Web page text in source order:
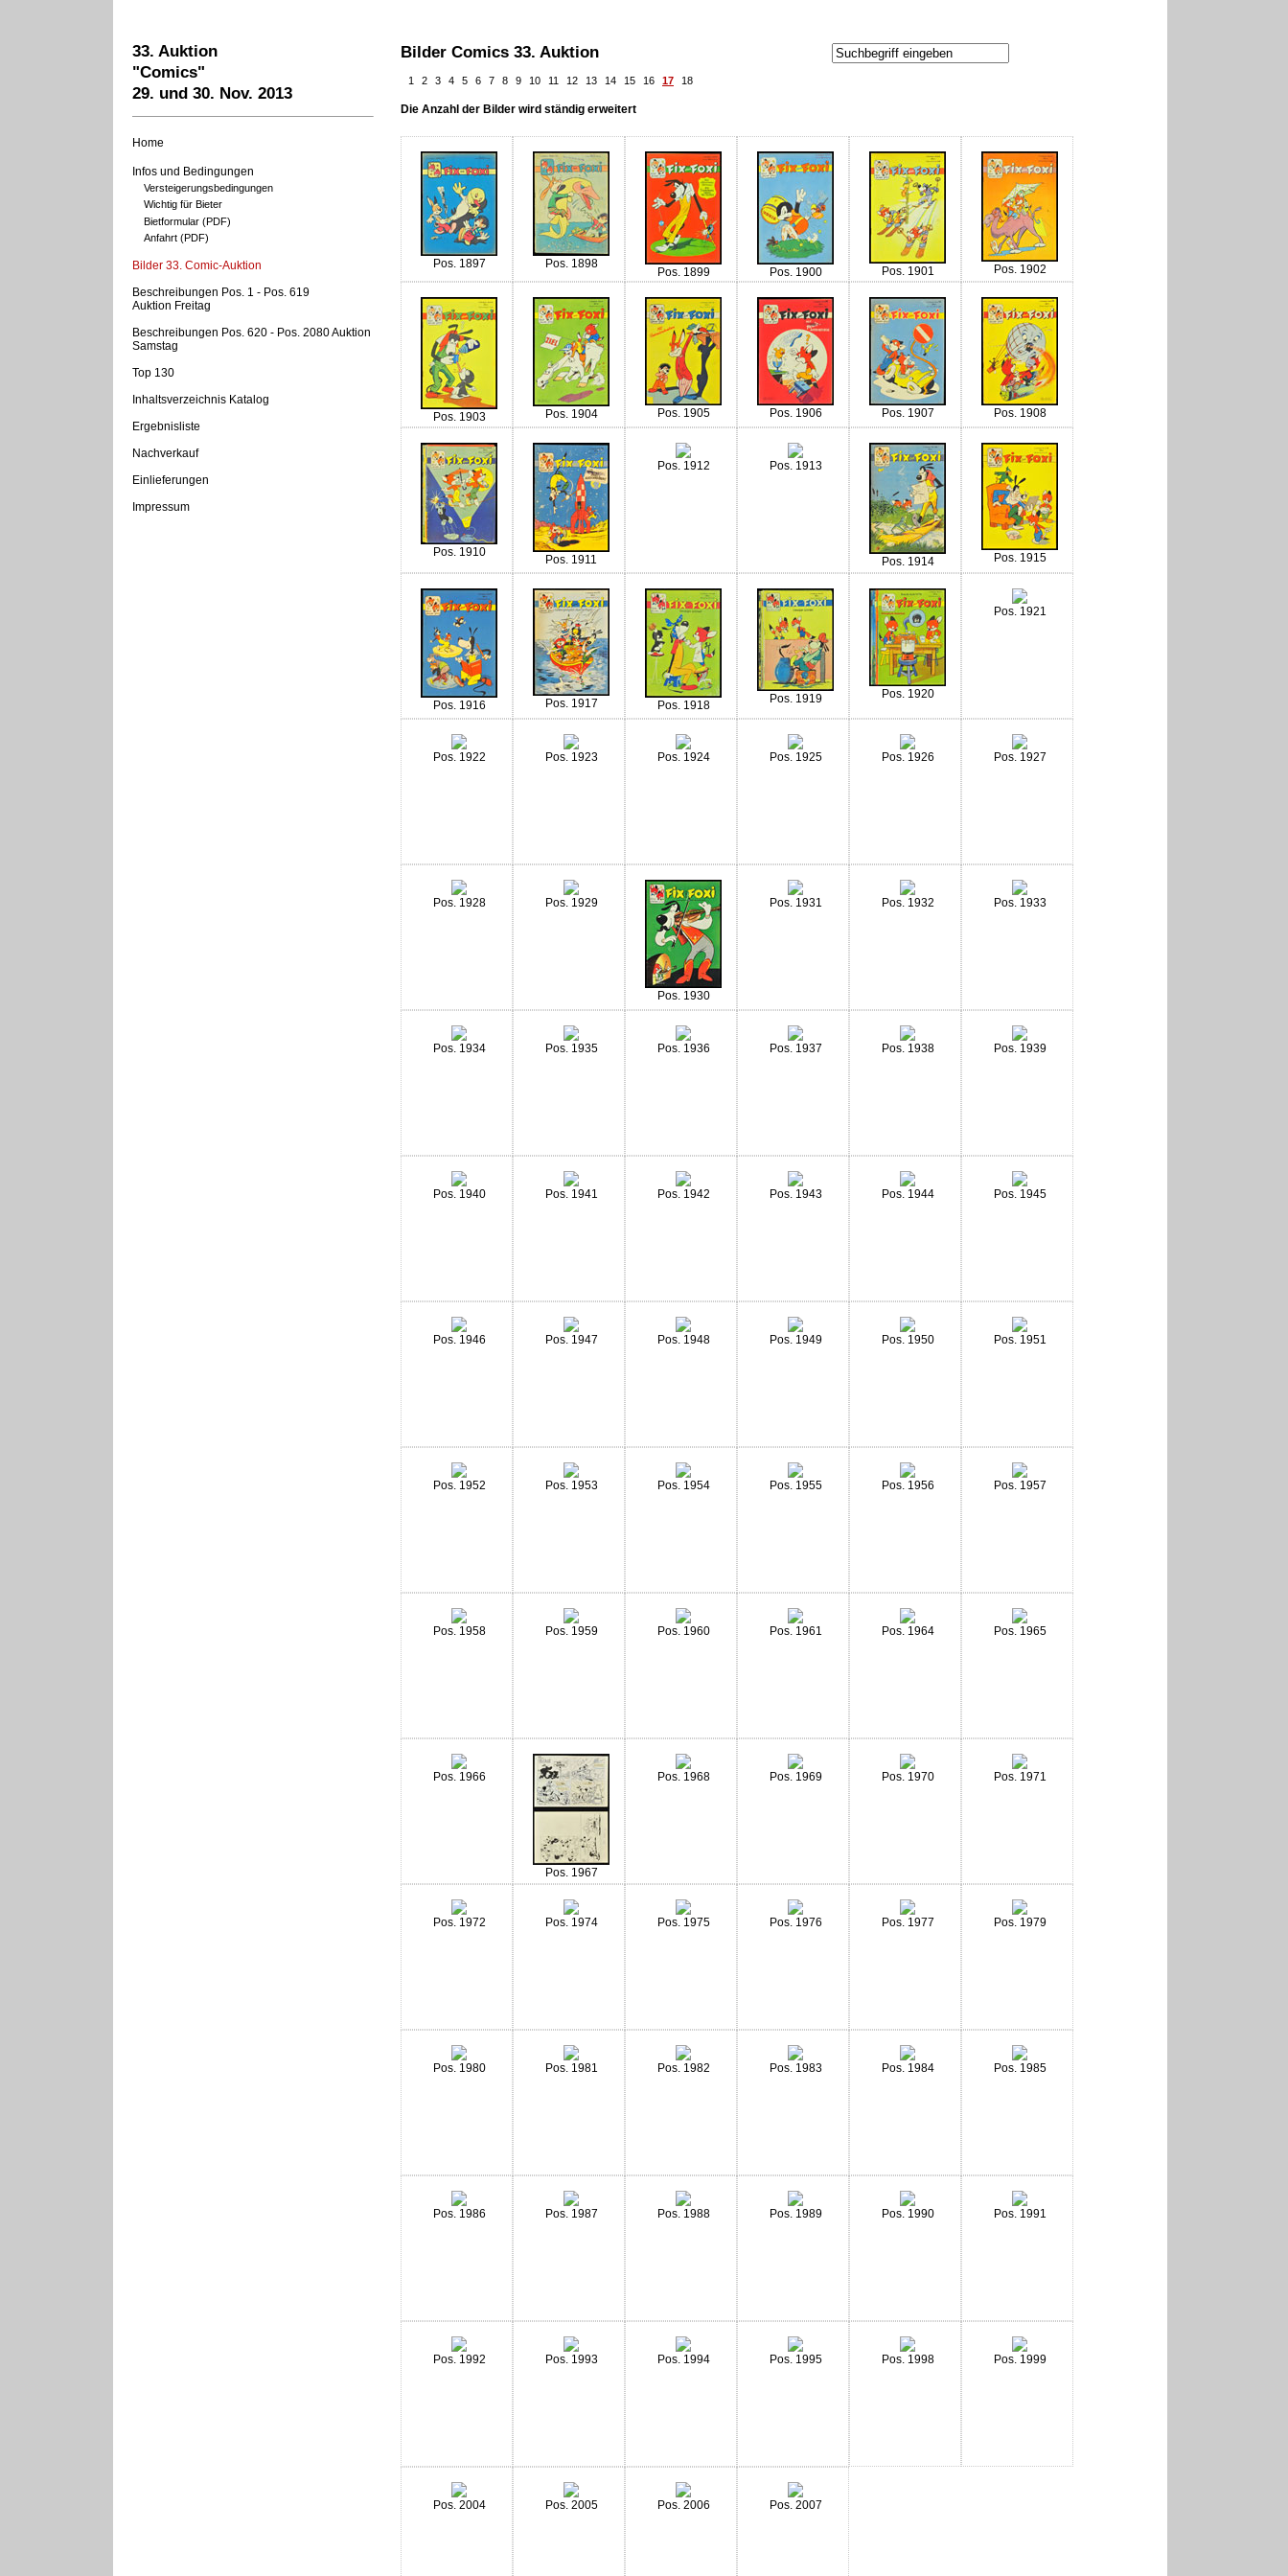
33. Auktion
"Comics"
29. und 30. Nov. 2013
Home
Infos und Bedingungen
Versteigerungsbedingungen
Wichtig für Bieter
Bietformular (PDF)
Anfahrt (PDF)
Bilder 33. Comic-Auktion
Beschreibungen Pos. 1 - Pos. 619
Auktion Freitag
Beschreibungen Pos. 620 - Pos. 2080 Auktion
Samstag
Top 130
Inhaltsverzeichnis Katalog
Ergebnisliste
Nachverkauf
Einlieferungen
Impressum
Bilder Comics 33. Auktion
1 2 3 4 5 6 7 8 9 10 11 12 13 14 15 16 17 18
Die Anzahl der Bilder wird ständig erweitert
Pos. 1897 Pos. 1898
Pos. 1899 Pos. 1900 Pos. 1901 Pos. 1902
Pos. 1903 Pos. 1904 Pos. 1905 Pos. 1906 Pos. 1907 Pos. 1908
Pos. 1910
Pos. 1911
Pos. 1912 Pos. 1913
Pos. 1914 Pos. 1915
Pos. 1916 Pos. 1917 Pos. 1918 Pos. 1919 Pos. 1920
Pos. 1921
Pos. 1922 Pos. 1923 Pos. 1924 Pos. 1925 Pos. 1926 Pos. 1927
Pos. 1928 Pos. 1929
Pos. 1930
Pos. 1931 Pos. 1932 Pos. 1933
Pos. 1934 Pos. 1935 Pos. 1936 Pos. 1937 Pos. 1938 Pos. 1939
Pos. 1940 Pos. 1941 Pos. 1942 Pos. 1943 Pos. 1944 Pos. 1945
Pos. 1946 Pos. 1947 Pos. 1948 Pos. 1949 Pos. 1950 Pos. 1951
Pos. 1952 Pos. 1953 Pos. 1954 Pos. 1955 Pos. 1956 Pos. 1957
Pos. 1958 Pos. 1959 Pos. 1960 Pos. 1961 Pos. 1964 Pos. 1965
Pos. 1966
Pos. 1967
Pos. 1968 Pos. 1969 Pos. 1970 Pos. 1971
Pos. 1972 Pos. 1974 Pos. 1975 Pos. 1976 Pos. 1977 Pos. 1979
Pos. 1980 Pos. 1981 Pos. 1982 Pos. 1983 Pos. 1984 Pos. 1985
Pos. 1986 Pos. 1987 Pos. 1988 Pos. 1989 Pos. 1990 Pos. 1991
Pos. 1992 Pos. 1993 Pos. 1994 Pos. 1995 Pos. 1998 Pos. 1999
Pos. 2004 Pos. 2005 Pos. 2006 Pos. 2007